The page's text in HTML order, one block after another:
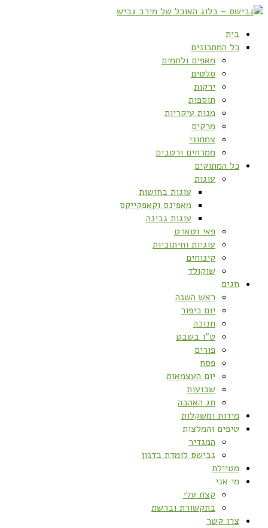
בית
כל המתכונים
מאפים ולחמים
סלטים
ירקות
תוספות
מנות עיקריות
מרקים
צמחוני
ממרחים ורטבים
כל המתוקים
עוגות
עוגות בחושות
מאפינס וקאפקייקס
עוגות גבינה
פאי וטארט
עוגיות וחיתוכיות
קינוחים
שוקולד
חגים
ראש השנה
יום כיפור
חנוכה
ט”ו בשבט
פורים
פסח
יום העצמאות
שבועות
חג האהבה
מידות ומשקלות
טיפים והמלצות
המגדיר
גבישס לומדת בדנון
מטיילת
מי אני
קצת עלי
בתקשורת וברשת
צרו קשר